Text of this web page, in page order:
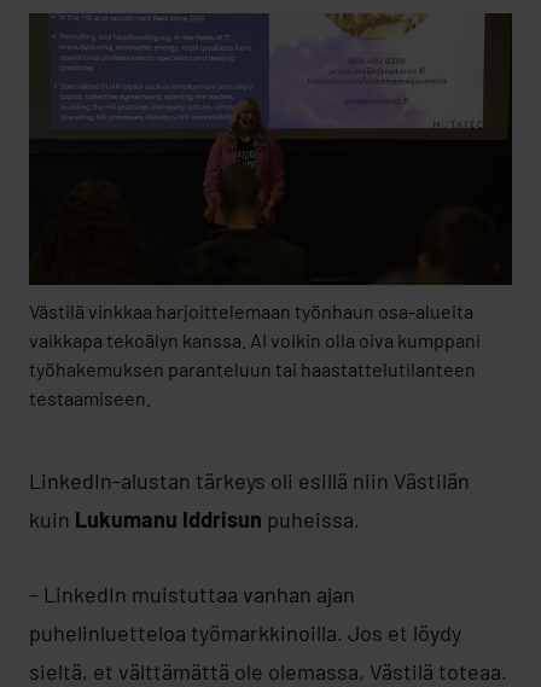
Västilä vinkkaa harjoittelemaan työnhaun osa-alueita
vaikkapa tekoälyn kanssa. AI voikin olla oiva kumppani
työhakemuksen paranteluun tai haastattelutilanteen
testaamiseen.
LinkedIn-alustan tärkeys oli esillä niin Västilän
kuin Lukumanu Iddrisun puheissa.
– LinkedIn muistuttaa vanhan ajan
puhelinluetteloa työmarkkinoilla. Jos et löydy
sieltä, et välttämättä ole olemassa, Västilä toteaa.